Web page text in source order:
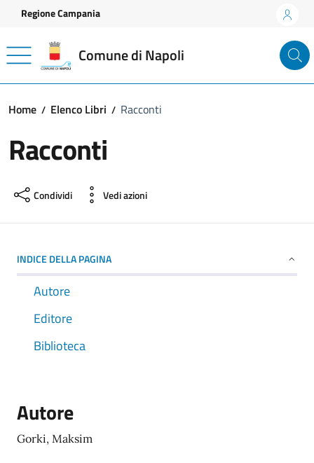
Vai ai contenuti
Vai al footer
Regione Campania
Comune di Napoli
Home Elenco Libri Racconti
Racconti
Condividi Vedi azioni
INDICE DELLA PAGINA
Autore
Editore
Biblioteca
Autore
Gorki, Maksim